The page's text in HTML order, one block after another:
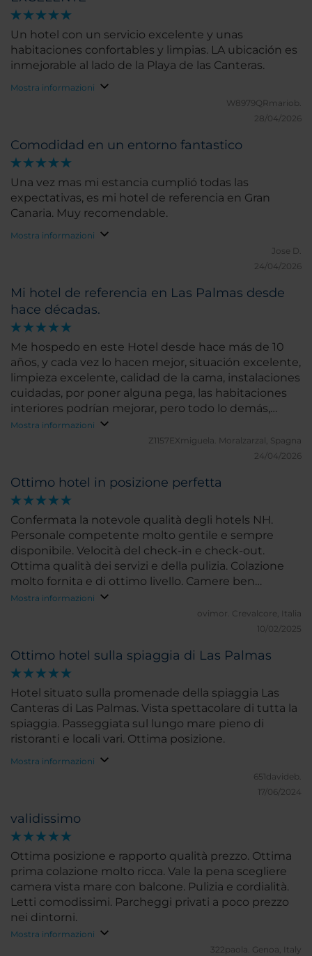
Ottimo hotel in posizione perfetta
Confermata la notevole qualità degli hotels NH.
Personale competente molto gentile e sempre
disponibile. Velocità del check-in e check-out.
Ottima qualità dei servizi e della pulizia. Colazione
molto fornita e di ottimo livello. Camere ben
equipaggiate e molto confortevoli, ben
insonorizzate. Posizione eccezionale con rapido
accesso alla pedonale che costeggia il lungomare.
autobus.
Mostra informazioni
ovimor. Crevalcore, Italia
10/02/2025
Ottimo hotel sulla spiaggia di Las Palmas
Hotel situato sulla promenade della spiaggia Las
Canteras di Las Palmas. Vista spettacolare di tutta la
spiaggia. Passeggiata sul lungo mare pieno di
ristoranti e locali vari. Ottima posizione.
Mostra informazioni
651davideb.
17/06/2024
validissimo
Ottima posizione e rapporto qualità prezzo. Ottima
prima colazione molto ricca. Vale la pena scegliere
camera vista mare con balcone. Pulizia e cordialità.
Letti comodissimi. Parcheggi privati a poco prezzo
nei dintorni.
Mostra informazioni
322paola. Genoa, Italy
Un hotel con un servicio excelente y unas
habitaciones confortables y limpias. LA ubicación es
inmejorable al lado de la Playa de las Canteras.
Mostra informazioni
W8979QRmariob.
28/04/2026
Comodidad en un entorno fantastico
Una vez mas mi estancia cumplió todas las
expectativas, es mi hotel de referencia en Gran
Canaria. Muy recomendable.
Mostra informazioni
Jose D.
24/04/2026
Mi hotel de referencia en Las Palmas desde
hace décadas.
Me hospedo en este Hotel desde hace más de 10
años, y cada vez lo hacen mejor, situación excelente,
limpieza excelente, calidad de la cama, instalaciones
cuidadas, por poner alguna pega, las habitaciones
interiores podrían mejorar, pero todo lo demás,
perfecto.
Mostra informazioni
Z1157EXmiguela. Moralzarzal, Spagna
24/04/2026